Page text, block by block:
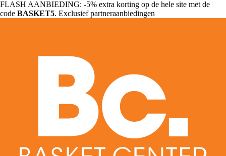
FLASH AANBIEDING: -5% extra korting op de hele site met de
code BASKET5. Exclusief partneraanbiedingen